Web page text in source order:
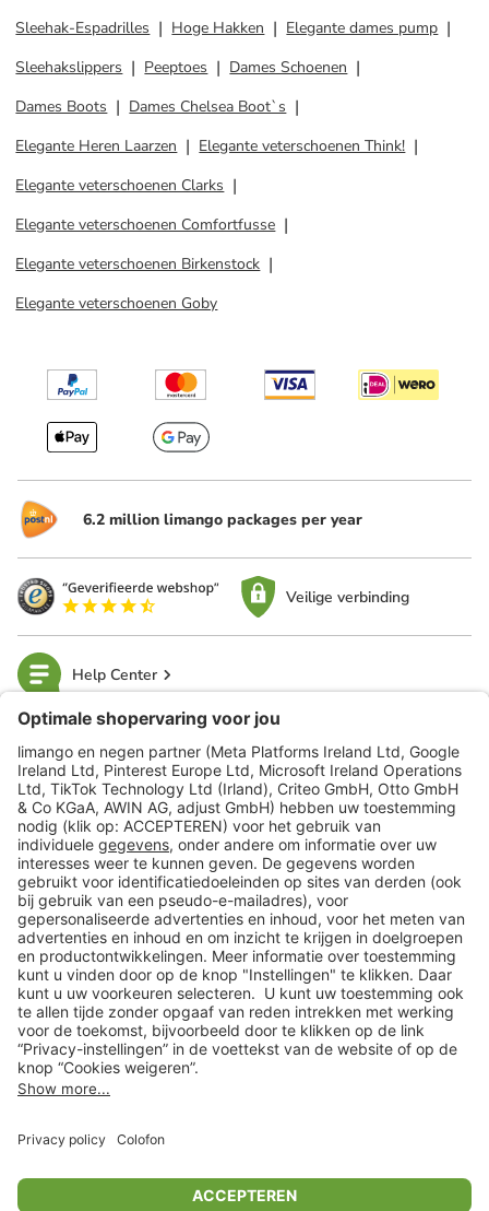
Sleehak-Espadrilles
Hoge Hakken
Elegante dames pump
Sleehakslippers
Peeptoes
Dames Schoenen
Dames Boots
Dames Chelsea Boot`s
Elegante Heren Laarzen
Elegante veterschoenen Think!
Elegante veterschoenen Clarks
Elegante veterschoenen Comfortfusse
Elegante veterschoenen Birkenstock
Elegante veterschoenen Goby
6.2 million limango packages per year
Veilige verbinding
Help Center
limango
Veilig winkelen
Klantenservice
Shop
Acties
limango.de limango.pl